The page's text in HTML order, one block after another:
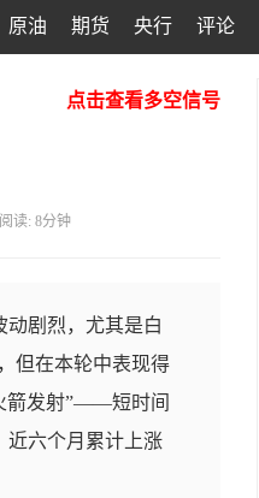
原油 期货 央行 评论
点击查看多空信号
读: 8分钟
动剧烈，尤其是白
但在本轮中表现得
箭发射”——短时间
近六个月累计上涨